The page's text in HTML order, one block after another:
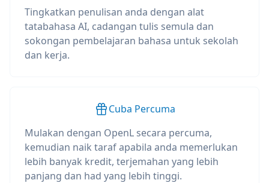
Tingkatkan penulisan anda dengan alat
tatabahasa AI, cadangan tulis semula dan
sokongan pembelajaran bahasa untuk sekolah
dan kerja.
Cuba Percuma
Mulakan dengan OpenL secara percuma,
kemudian naik taraf apabila anda memerlukan
lebih banyak kredit, terjemahan yang lebih
panjang dan had yang lebih tinggi.